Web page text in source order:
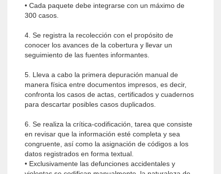
• Cada paquete debe integrarse con un máximo de
300 casos.
4. Se registra la recolección con el propósito de
conocer los avances de la cobertura y llevar un
seguimiento de las fuentes informantes.
5. Lleva a cabo la primera depuración manual de
manera física entre documentos impresos, es decir,
confronta los casos de actas, certificados y cuadernos
para descartar posibles casos duplicados.
6. Se realiza la crítica-codificación, tarea que consiste
en revisar que la información esté completa y sea
congruente, así como la asignación de códigos a los
datos registrados en forma textual.
• Exclusivamente las defunciones accidentales y